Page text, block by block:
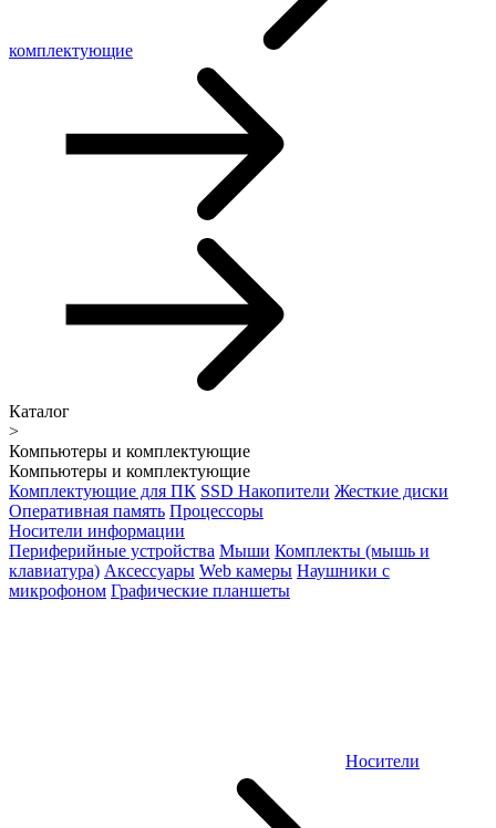
комплектующие
Каталог
>
Компьютеры и комплектующие
Компьютеры и комплектующие
Комплектующие для ПК SSD Накопители Жесткие диски
Оперативная память Процессоры
Носители информации
Периферийные устройства Мыши Комплекты (мышь и
клавиатура) Аксессуары Web камеры Наушники с
микрофоном Графические планшеты
Носители